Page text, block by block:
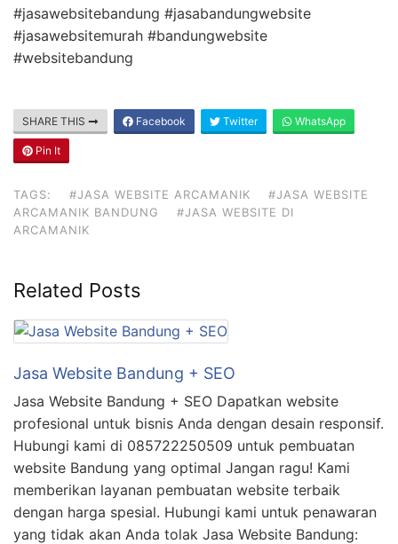
#jasawebsitebandung #jasabandungwebsite
#jasawebsitemurah #bandungwebsite
#websitebandung
SHARE THIS Facebook Twitter WhatsApp
Pin It
TAGS: #JASA WEBSITE ARCAMANIK
#JASA WEBSITE
ARCAMANIK BANDUNG
#JASA WEBSITE DI
ARCAMANIK
Related Posts
Jasa Website Bandung + SEO
Jasa Website Bandung + SEO Dapatkan website
profesional untuk bisnis Anda dengan desain responsif.
Hubungi kami di 085722250509 untuk pembuatan
website Bandung yang optimal Jangan ragu! Kami
memberikan layanan pembuatan website terbaik
dengan harga spesial. Hubungi kami untuk penawaran
yang tidak akan Anda tolak Jasa Website Bandung: